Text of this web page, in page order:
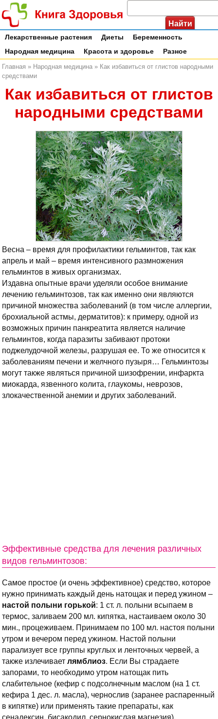
Лекарственные растения Диеты
Беременность
Народная медицина
Красота и здоровье Разное
Главная » Народная медицина » Как избавиться от глистов народными
средствами
Как избавиться от глистов
народными средствами
Весна – время для профилактики гельминтов, так как
апрель и май – время интенсивного размножения
гельминтов в живых организмах.
Издавна опытные врачи уделяли особое внимание
лечению гельминтозов, так как именно они являются
причиной множества заболеваний (в том числе аллергии,
брохиальной астмы, дерматитов): к примеру, одной из
возможных причин панкреатита является наличие
гельминтов, когда паразиты забивают протоки
поджелудочной железы, разрушая ее. То же относится к
заболеваниям печени и желчного пузыря… Гельминтозы
могут также являться причиной шизофрении, инфаркта
миокарда, язвенного колита, глаукомы, неврозов,
злокачественной анемии и других заболеваний.
Эффективные средства для лечения различных
видов гельминтозов:
Самое простое (и очень эффективное) средство, которое
нужно принимать каждый день натощак и перед ужином –
настой полыни горькой: 1 ст. л. полыни всыпаем в
термос, заливаем 200 мл. кипятка, настаиваем около 30
мин., процеживаем. Принимаем по 100 мл. настоя полыни
утром и вечером перед ужином. Настой полыни
парализует все группы круглых и ленточных червей, а
также излечивает лямблиоз. Если Вы страдаете
запорами, то необходимо утром натощак пить
слабительное (кефир с подсолнечным маслом (на 1 ст.
кефира 1 дес. л. масла), чернослив (заранее распаренный
в кипятке) или применять такие препараты, как
сенадексин, бисакодил, сернокислая магнезия).